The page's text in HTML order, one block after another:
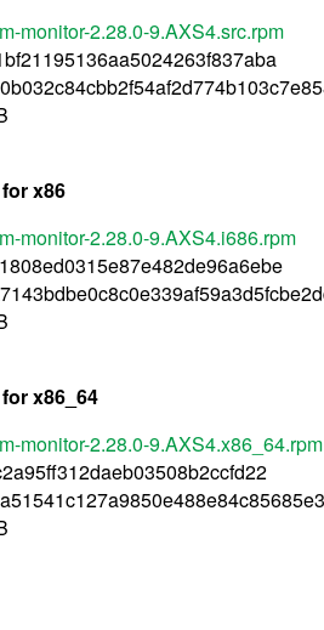
monitor-2.28.0-9.AXS4.src.rpm
x86
monitor-2.28.0-9.AXS4.i686.rpm
x86_64
monitor-2.28.0-9.AXS4.x86_64.rpm